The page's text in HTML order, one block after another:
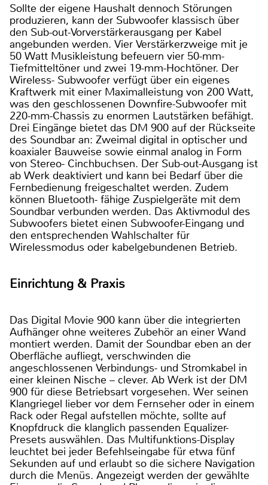
Sollte der eigene Haushalt dennoch Störungen
produzieren, kann der Subwoofer klassisch über
den Sub-out-Vorverstärkerausgang per Kabel
angebunden werden. Vier Verstärkerzweige mit je
50 Watt Musikleistung befeuern vier 50-mm-
Tiefmitteltöner und zwei 19-mm-Hochtöner. Der
Wireless- Subwoofer verfügt über ein eigenes
Kraftwerk mit einer Maximalleistung von 200 Watt,
was den geschlossenen Downfire-Subwoofer mit
220-mm-Chassis zu enormen Lautstärken befähigt.
Drei Eingänge bietet das DM 900 auf der Rückseite
des Soundbar an: Zweimal digital in optischer und
koaxialer Bauweise sowie einmal analog in Form
von Stereo- Cinchbuchsen. Der Sub-out-Ausgang ist
ab Werk deaktiviert und kann bei Bedarf über die
Fernbedienung freigeschaltet werden. Zudem
können Bluetooth- fähige Zuspielgeräte mit dem
Soundbar verbunden werden. Das Aktivmodul des
Subwoofers bietet einen Subwoofer-Eingang und
den entsprechenden Wahlschalter für
Wirelessmodus oder kabelgebundenen Betrieb.
Einrichtung & Praxis
Das Digital Movie 900 kann über die integrierten
Aufhänger ohne weiteres Zubehör an einer Wand
montiert werden. Damit der Soundbar eben an der
Oberfläche aufliegt, verschwinden die
angeschlossenen Verbindungs- und Stromkabel in
einer kleinen Nische – clever. Ab Werk ist der DM
900 für diese Betriebsart vorgesehen. Wer seinen
Klangriegel lieber vor dem Fernseher oder in einem
Rack oder Regal aufstellen möchte, sollte auf
Knopfdruck die klanglich passenden Equalizer-
Presets auswählen. Das Multifunktions-Display
leuchtet bei jeder Befehlseingabe für etwa fünf
Sekunden auf und erlaubt so die sichere Navigation
durch die Menüs. Angezeigt werden der gewählte